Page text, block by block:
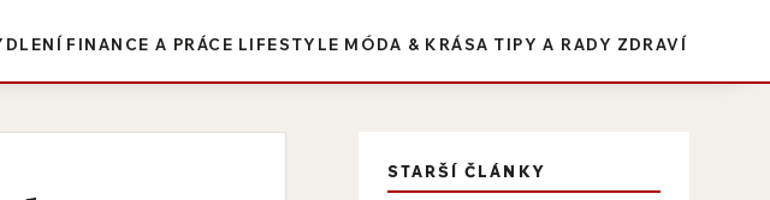
FINANCE A PRÁCE LIFESTYLE MÓDA & KRÁSA TIPY A RADY ZDRAVÍ
STARŠÍ ČLÁNKY